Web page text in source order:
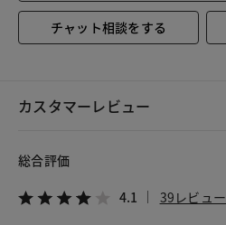
チャット相談をする
カスタマーレビュー
総合評価
4.1 39レビュー